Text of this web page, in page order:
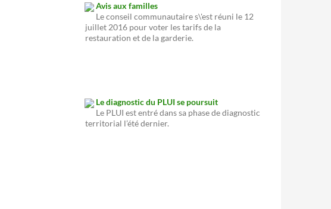
Avis aux familles
Le conseil communautaire s\'est réuni le 12
juillet 2016 pour voter les tarifs de la
restauration et de la garderie.
Le diagnostic du PLUI se poursuit
Le PLUI est entré dans sa phase de diagnostic
territorial l’été dernier.